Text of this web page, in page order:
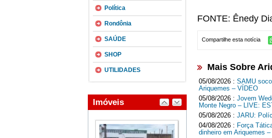
Política
Rondônia
SAÚDE
SHOP
UTILIDADES
FONTE: Ênedy
Compartilhe esta notícia
Mais Sobre
05/08/2026 : SAMU
Ariquemes – VÍDEO
05/08/2026 : Jovem
Monte Negro – LIVE:
05/08/2026 : JARU:
04/08/2026 : Força
dinheiro em Ariquemes